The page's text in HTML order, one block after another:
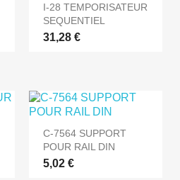
I-28 TEMPORISATEUR
SEQUENTIEL
31,28 €
C-7564 SUPPORT
POUR RAIL DIN
5,02 €